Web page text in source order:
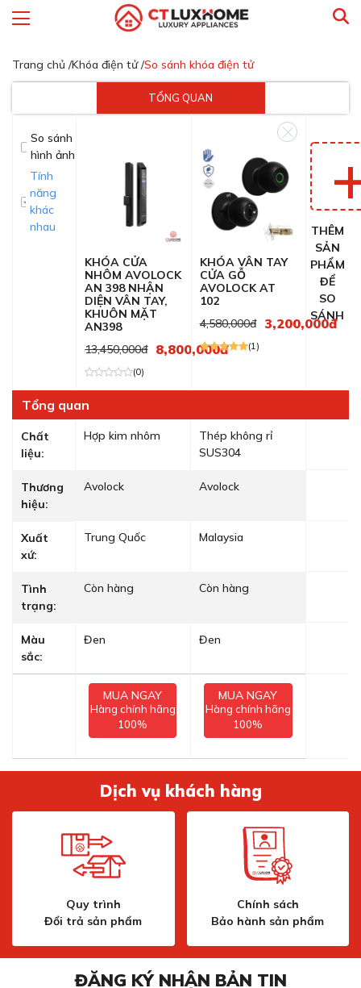
Trang chủ /Khóa điện tử /So sánh khóa điện tử
TỔNG QUAN
So sánh
hình ảnh
Tính
năng
khác
nhau
KHÓA CỬA
NHÔM AVOLOCK
AN 398 NHẬN
DIỆN VÂN TAY,
KHUÔN MẶT
AN398
13,450,000đ 8,800,000đ
(0)
KHÓA VÂN TAY
CỬA GỖ
AVOLOCK AT
102
4,580,000đ
3,200,000đ
(1)
THÊM
SẢN
PHẨM
ĐỂ
SO
SÁNH
Tổng quan
Chất
liệu:
Hợp kim nhôm
Thép không rỉ
SUS304
Thương
hiệu:
Avolock Avolock
Xuất
xứ:
Trung Quốc Malaysia
Tình
trạng:
Còn hàng Còn hàng
Màu
sắc:
Đen Đen
MUA NGAY
Hàng chính hãng
100%
MUA NGAY
Hàng chính hãng
100%
Dịch vụ khách hàng
Quy trình
Đổi trả sản phẩm
Chính sách
Bảo hành sản phẩm
ĐĂNG KÝ NHẬN BẢN TIN